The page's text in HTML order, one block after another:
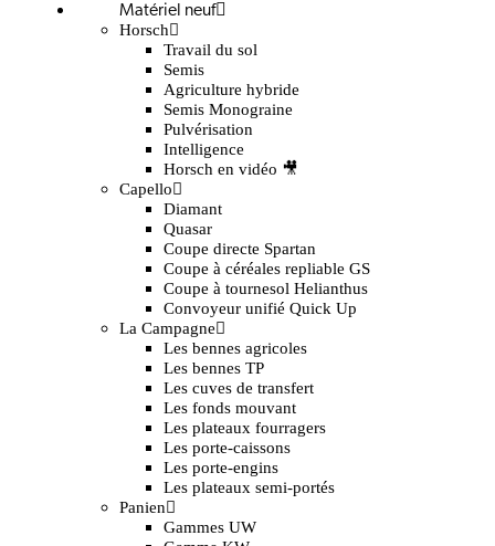
Matériel neuf
Horsch
Travail du sol
Semis
Agriculture hybride
Semis Monograine
Pulvérisation
Intelligence
Horsch en vidéo 🎥
Capello
Diamant
Quasar
Coupe directe Spartan
Coupe à céréales repliable GS
Coupe à tournesol Helianthus
Convoyeur unifié Quick Up
La Campagne
Les bennes agricoles
Les bennes TP
Les cuves de transfert
Les fonds mouvant
Les plateaux fourragers
Les porte-caissons
Les porte-engins
Les plateaux semi-portés
Panien
Gammes UW